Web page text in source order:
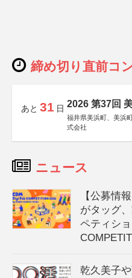
締め切り直前コ
あと 31 日 2026 第37回
福井県美浜町、美浜
式会社
ニュース
【公募情
がタッグ
ペティシ
乾久美子